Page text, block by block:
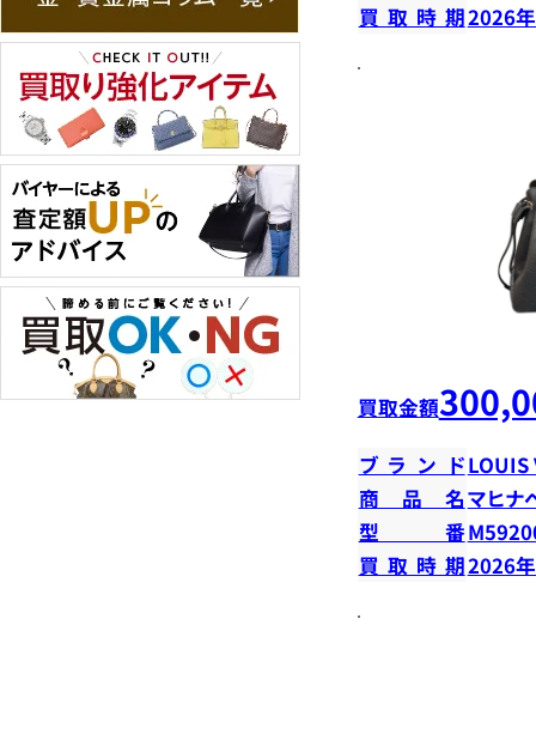
買取時期2026
買取金額
ブランドLOUIS
商品名マヒナ
型番
買取時期2026